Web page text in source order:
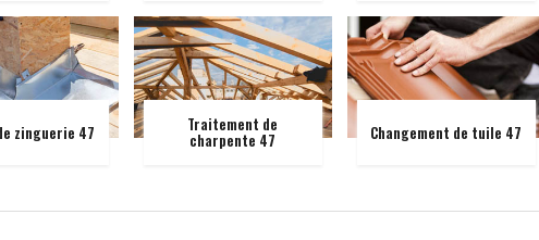
zinguerie 47 Traitement de
charpente 47 Changement de tuile 47